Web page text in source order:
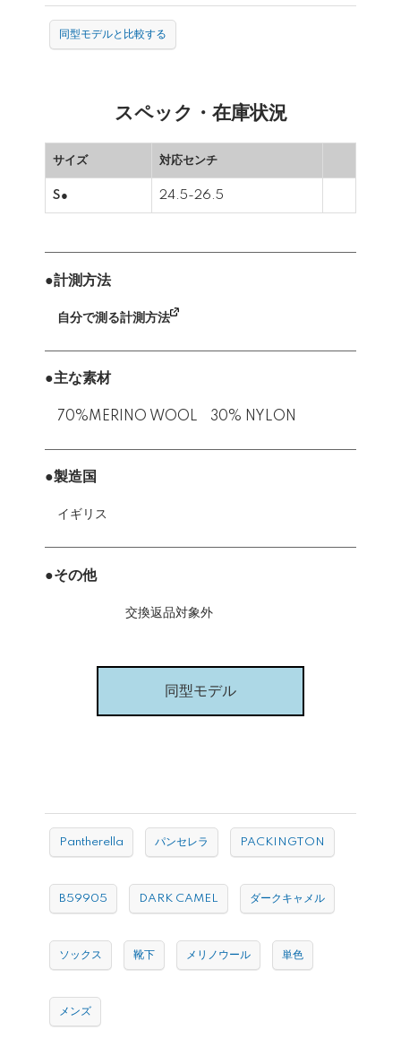
同型モデルと比較する
スペック・在庫状況
サイズ 対応センチ
S● 24.5-26.5
●計測方法
自分で測る計測方法
●主な素材
70%MERINO WOOL 30% NYLON
●製造国
イギリス
●その他
交換返品対象外
同型モデル
Pantherella パンセレラ PACKINGTON
B59905 DARK CAMEL ダークキャメル
ソックス 靴下 メリノウール 単色
メンズ